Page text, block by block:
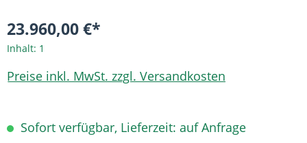
23.960,00 €*
Inhalt: 1
Preise inkl. MwSt. zzgl. Versandkosten
Sofort verfügbar, Lieferzeit: auf Anfrage